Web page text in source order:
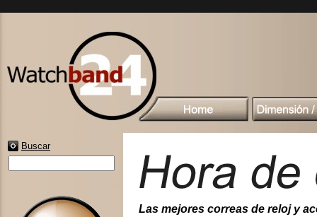
Buscar
Las mejores correas de reloj y